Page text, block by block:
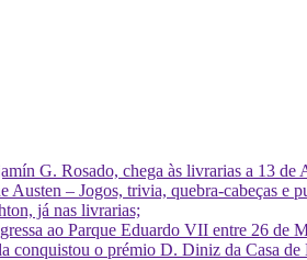
G. Rosado, chega às livrarias a 13 de
Austen – Jogos, trivia, quebra-cabeças e
já nas livrarias;
ao Parque Eduardo VII entre 26 de
conquistou o prémio D. Diniz da Casa